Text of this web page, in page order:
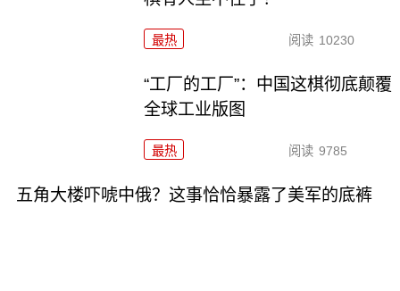
最热 阅读 10230
“工厂的工厂”：中国这棋彻底颠覆
全球工业版图
最热 阅读 9785
五角大楼吓唬中俄？这事恰恰暴露了美军的底裤